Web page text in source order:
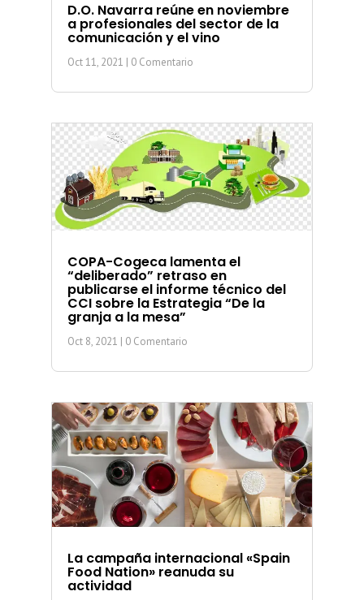
D.O. Navarra reúne en noviembre
a profesionales del sector de la
comunicación y el vino
Oct 11, 2021 | 0 Comentario
COPA-Cogeca lamenta el
“deliberado” retraso en
publicarse el informe técnico del
CCI sobre la Estrategia “De la
granja a la mesa”
Oct 8, 2021 | 0 Comentario
La campaña internacional «Spain
Food Nation» reanuda su
actividad